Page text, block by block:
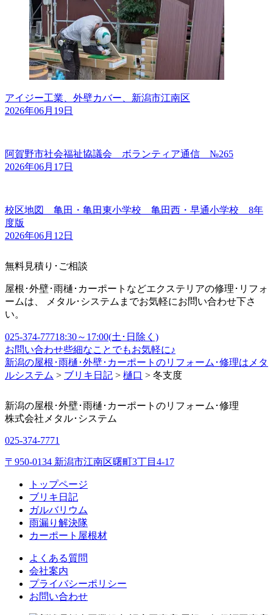
アイジー工業、外壁カバー、新潟市江南区
2026年06月19日
阿賀野市社会福祉協議会 ボランティア通信 №265
2026年06月17日
校区地図 亀田・亀田東小学校 亀田西・早通小学校 8年
度版
2026年06月12日
無料見積り･ご相談
屋根･外壁･雨樋･カーポートなどエクステリアの修理･リフォ
ームは、 メタル･システムまでお気軽にお問い合わせ下さ
い。
025-374-77718:30～17:00(土･日除く)
お問い合わせ些細なことでもお気軽に♪
新潟の屋根･雨樋･外壁･カーポートのリフォーム･修理はメタ
ルシステム > ブリキ日記 > 樋口 > 冬支度
新潟の屋根･外壁･雨樋･カーポートのリフォーム･修理
株式会社 メタル･システム
025-374-7771
〒950-0134 新潟市江南区曙町3丁目4-17
トップページ
ブリキ日記
ガルバリウム
雨漏り解決隊
カーポート屋根材
よくある質問
会社案内
プライバシーポリシー
お問い合わせ